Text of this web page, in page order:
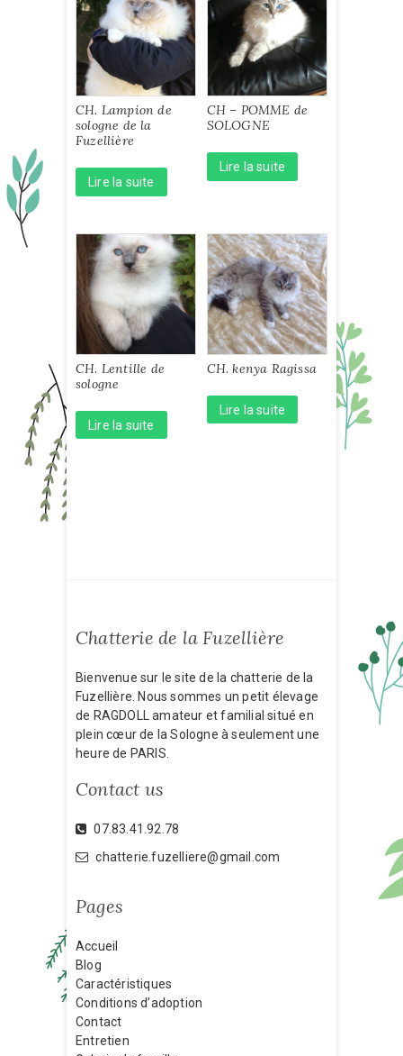
CH. Lampion de
sologne de la
Fuzellière
Lire la suite
CH – POMME de
SOLOGNE
Lire la suite
CH. Lentille de
sologne
Lire la suite
CH. kenya Ragissa
Lire la suite
Chatterie de la Fuzellière
Bienvenue sur le site de la chatterie de la
Fuzellière. Nous sommes un petit élevage
de RAGDOLL amateur et familial situé en
plein cœur de la Sologne à seulement une
heure de PARIS.
Contact us
07.83.41.92.78
chatterie.fuzelliere@gmail.com
Pages
Accueil
Blog
Caractéristiques
Conditions d’adoption
Contact
Entretien